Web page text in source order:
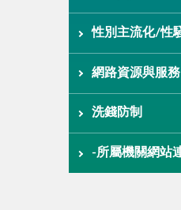
性別主流化/性
網路資源與服務
洗錢防制
-所屬機關網站